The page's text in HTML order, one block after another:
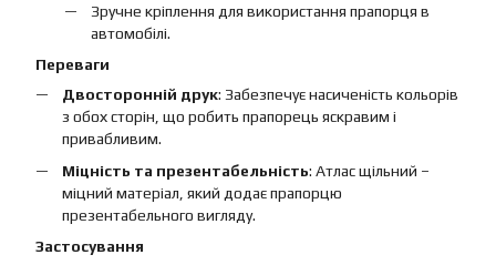
Зручне кріплення для використання прапорця в
автомобілі.
Переваги
Двосторонній друк: Забезпечує насиченість кольорів
з обох сторін, що робить прапорець яскравим і
привабливим.
Міцність та презентабельність: Атлас щільний –
міцний матеріал, який додає прапорцю
презентабельного вигляду.
Застосування